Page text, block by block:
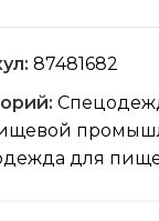
шве
на
отложной
87481682
для